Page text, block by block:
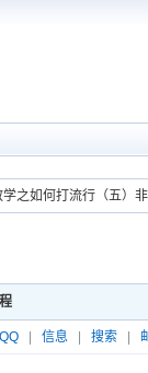
之如何打流行（五）
QQ 信息 搜索